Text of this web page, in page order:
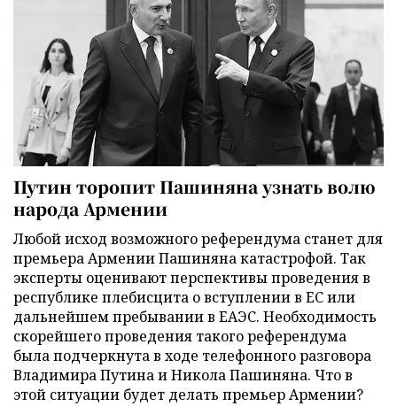
Путин торопит Пашиняна узнать волю
народа Армении
Любой исход возможного референдума станет для
премьера Армении Пашиняна катастрофой. Так
эксперты оценивают перспективы проведения в
республике плебисцита о вступлении в ЕС или
дальнейшем пребывании в ЕАЭС. Необходимость
скорейшего проведения такого референдума
была подчеркнута в ходе телефонного разговора
Владимира Путина и Никола Пашиняна. Что в
этой ситуации будет делать премьер Армении?